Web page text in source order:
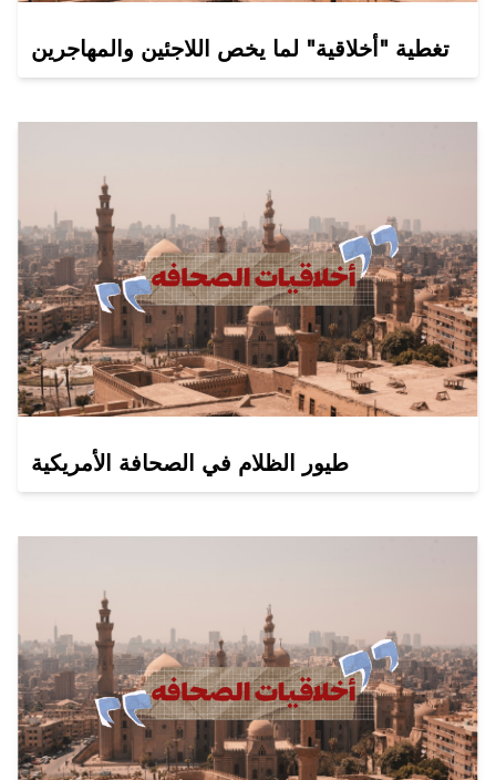
تغطية "أخلاقية" لما يخص اللاجئين والمهاجرين
طيور الظلام في الصحافة الأمريكية